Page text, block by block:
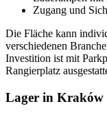
Zugang und
Die Fläche kann
verschiedenen
Investition ist mit
Rangierplatz
Lager in Kraków